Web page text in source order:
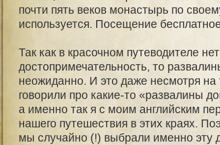
почти пять веков монастырь по
используется. Посещение
Так как в красочном путеводителе
достопримечательность, то
неожиданно. И это даже несмотря
говорили про какие-то «развалины
а именно так я с моим английским
нашего путешествия в этих краях.
мы случайно (!) выбрали именно эту